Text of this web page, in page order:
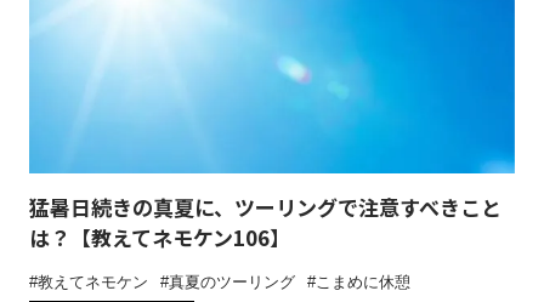
猛暑日続きの真夏に、ツーリングで注意すべきこと
は？【教えてネモケン106】
教えてネモケン 真夏のツーリング
こまめに休憩